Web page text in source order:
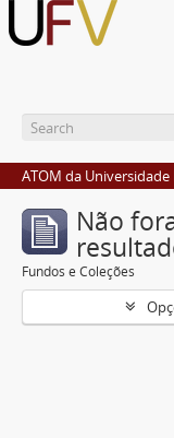
ATOM da Universidade
Não
Fundos e Coleções